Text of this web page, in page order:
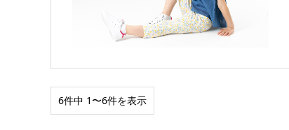
6件中 1〜6件を表示